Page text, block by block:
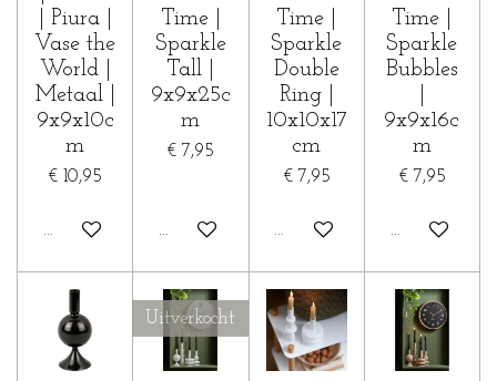
| Piura |
Vase the
World |
Metaal |
9x9x10c
m
€ 10,95
In winkelwagen
Time |
Sparkle
Tall |
9x9x25c
m
€ 7,95
In winkelwagen
Time |
Sparkle
Double
Ring |
10x10x17
cm
€ 7,95
In winkelwagen
Time |
Sparkle
Bubbles
9x9x16c
m
€ 7,95
In
Uitverkocht